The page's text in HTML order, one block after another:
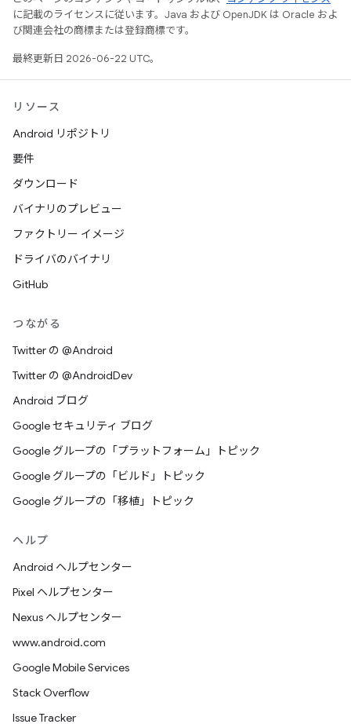
に記載のライセンスに従います。Java および OpenJDK は Oracle およ
び関連会社の商標または登録商標です。
最終更新日 2026-06-22 UTC。
リソース
Android リポジトリ
要件
ダウンロード
バイナリのプレビュー
ファクトリー イメージ
ドライバのバイナリ
GitHub
つながる
Twitter の @Android
Twitter の @AndroidDev
Android ブログ
Google セキュリティ ブログ
Google グループの「プラットフォーム」トピック
Google グループの「ビルド」トピック
Google グループの「移植」トピック
ヘルプ
Android ヘルプセンター
Pixel ヘルプセンター
Nexus ヘルプセンター
www.android.com
Google Mobile Services
Stack Overflow
Issue Tracker